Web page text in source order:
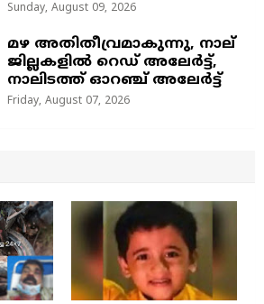
Sunday, August 09, 2026
മഴ അതിതീവ്രമാകുന്നു, നാല്
ജില്ലകളില്‍ റെഡ് അലേര്‍ട്ട്‌,
നാലിടത്ത് ഓറഞ്ച് അലേർട്ട്
Friday, August 07, 2026